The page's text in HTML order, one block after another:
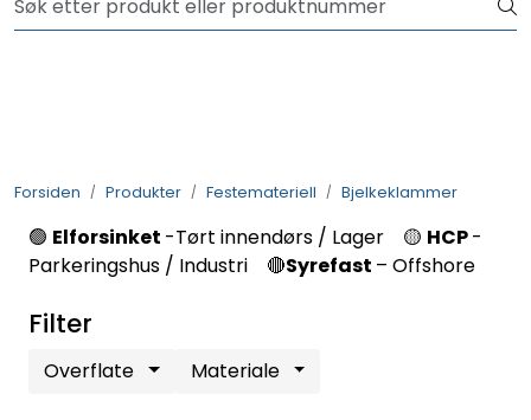
Skip to main contentNYHET! 150 nye varer
Forsiden Produkter Festemateriell Bjelkeklammer
🟢 Elforsinket -Tørt innendørs / Lager 🟡 HCP-
Parkeringshus / Industri 🔴Syrefast – Offshore
Filter
Overflate Materiale
Rådgivning
Kontakt oss